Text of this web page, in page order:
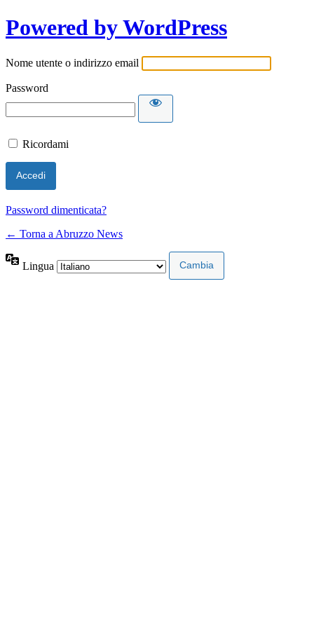
Powered by WordPress
Nome utente o indirizzo email
Password
Ricordami
Password dimenticata?
← Torna a Abruzzo News
Lingua